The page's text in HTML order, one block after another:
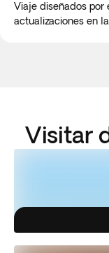
Viaje diseñados por
actualizaciones en
Visitar